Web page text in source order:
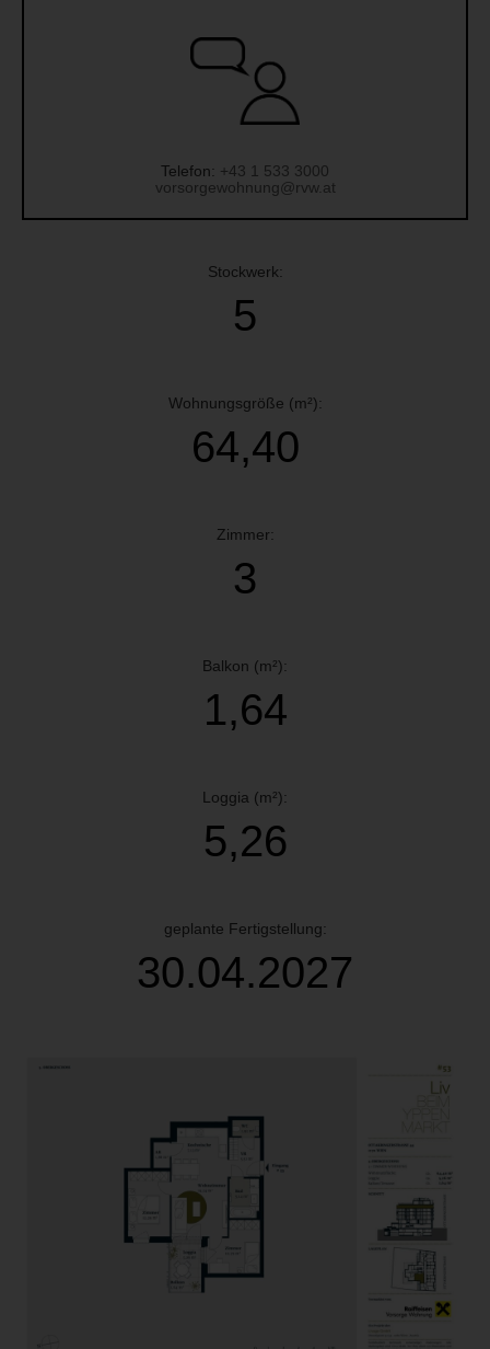
Telefon: +43 1 533 3000
vorsorgewohnung@rvw.at
Stockwerk:
5
Wohnungsgröße (m²):
64,40
Zimmer:
3
Balkon (m²):
1,64
Loggia (m²):
5,26
geplante Fertigstellung:
30.04.2027